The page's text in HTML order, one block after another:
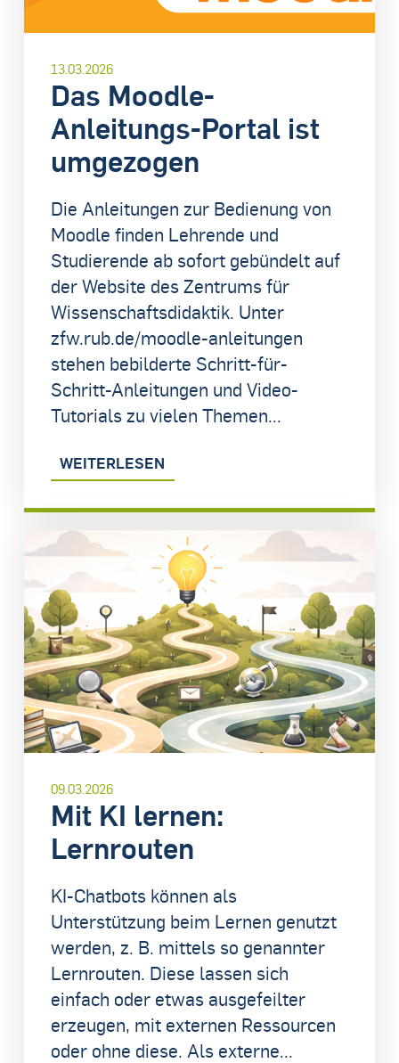
13.03.2026
Das Moodle-
Anleitungs-Portal ist
umgezogen
Die Anleitungen zur Bedienung von
Moodle finden Lehrende und
Studierende ab sofort gebündelt auf
der Website des Zentrums für
Wissenschaftsdidaktik. Unter
zfw.rub.de/moodle-anleitungen
stehen bebilderte Schritt-für-
Schritt-Anleitungen und Video-
Tutorials zu vielen Themen...
WEITERLESEN
09.03.2026
Mit KI lernen:
Lernrouten
KI-Chatbots können als
Unterstützung beim Lernen genutzt
werden, z. B. mittels so genannter
Lernrouten. Diese lassen sich
einfach oder etwas ausgefeilter
erzeugen, mit externen Ressourcen
oder ohne diese. Als externe...